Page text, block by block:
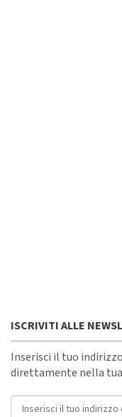
ISCRIVITI ALLE
Inserisci il tuo
direttamente nella
Indirizzo email